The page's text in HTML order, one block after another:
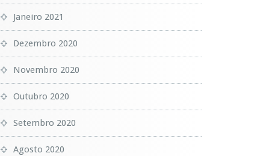
Janeiro 2021
Dezembro 2020
Novembro 2020
Outubro 2020
Setembro 2020
Agosto 2020